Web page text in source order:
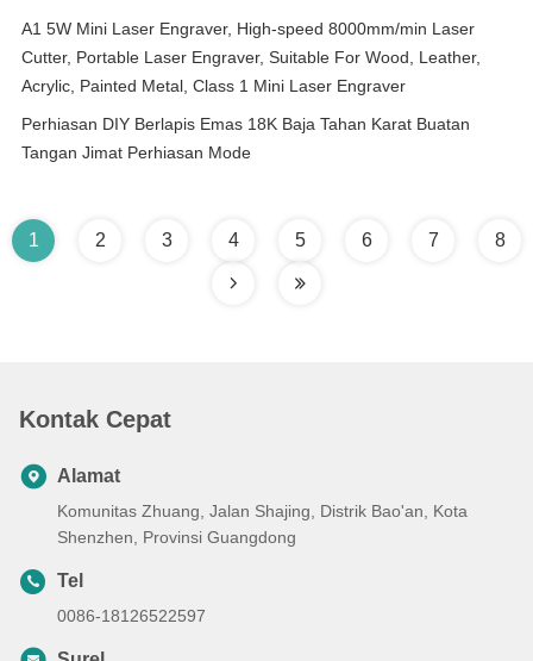
A1 5W Mini Laser Engraver, High-speed 8000mm/min Laser
Cutter, Portable Laser Engraver, Suitable For Wood, Leather,
Acrylic, Painted Metal, Class 1 Mini Laser Engraver
Perhiasan DIY Berlapis Emas 18K Baja Tahan Karat Buatan
Tangan Jimat Perhiasan Mode
1 2 3 4 5 6 7 8
Kontak Cepat
Alamat
Komunitas Zhuang, Jalan Shajing, Distrik Bao'an, Kota
Shenzhen, Provinsi Guangdong
Tel
0086-18126522597